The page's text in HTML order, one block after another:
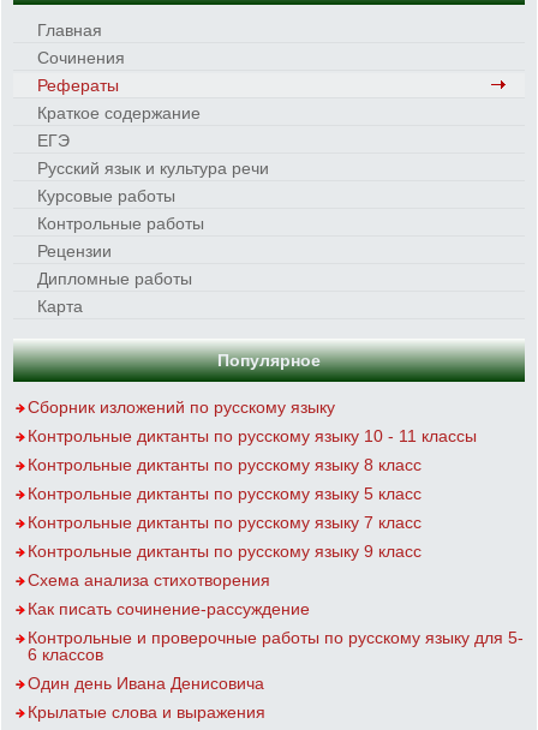
Главная
Сочинения
Рефераты
Краткое содержание
ЕГЭ
Русский язык и культура речи
Курсовые работы
Контрольные работы
Рецензии
Дипломные работы
Карта
Популярное
Сборник изложений по русскому языку
Контрольные диктанты по русскому языку 10 - 11 классы
Контрольные диктанты по русскому языку 8 класс
Контрольные диктанты по русскому языку 5 класс
Контрольные диктанты по русскому языку 7 класс
Контрольные диктанты по русскому языку 9 класс
Схема анализа стихотворения
Как писать сочинение-рассуждение
Контрольные и проверочные работы по русскому языку для 5-
6 классов
Один день Ивана Денисовича
Крылатые слова и выражения